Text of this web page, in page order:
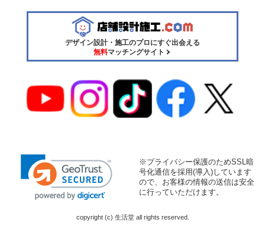
デザイン設計・施工のプロにすぐ出会える
無料マッチングサイト
※プライバシー保護のためSSL暗
号化通信を採用(導入)しています
ので、お客様の情報の送信は安全
に行っていただけます。
copyright (c) 生活堂 all rights reserved.